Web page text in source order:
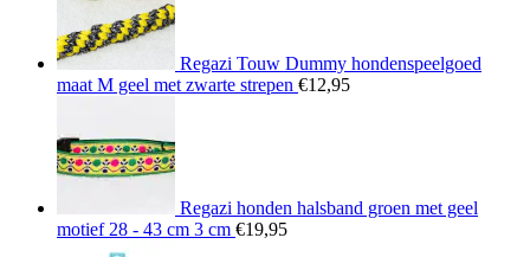
Regazi Touw Dummy hondenspeelgoed
maat M geel met zwarte strepen €12,95
Regazi honden halsband groen met geel
motief 28 - 43 cm 3 cm €19,95